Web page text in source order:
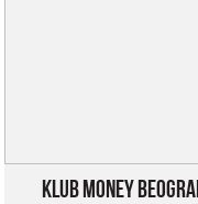
Klub Money